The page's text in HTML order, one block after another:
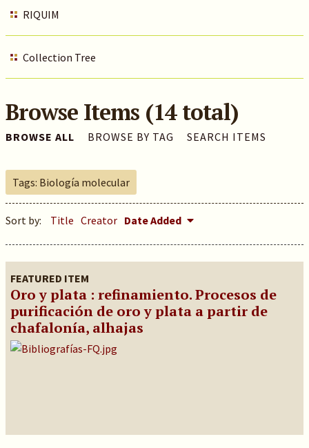
RIQUIM
Collection Tree
Browse Items (14 total)
BROWSE ALL BROWSE BY TAG SEARCH ITEMS
Tags: Biología molecular
Sort by: Title Creator Date Added
FEATURED ITEM
Oro y plata : refinamiento. Procesos de
purificación de oro y plata a partir de
chafalonía, alhajas